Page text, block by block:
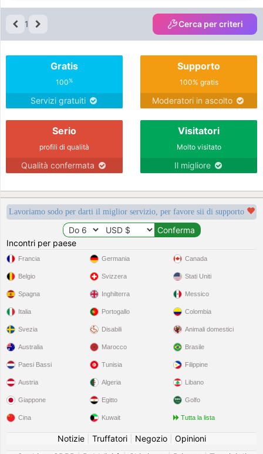
1 Cerca per criteri
Gratis
100%
Servizi gratuiti
Supporto
100% gratis
Moderatori in ascolto
Serio
profili di qualità
Qualità confermata
Visitatori
Molto visitato
Il migliore
Lavoriamo sodo per darti il miglior servizio, per favore sii di supporto
Incontri per paese
Francia
Belgio
Spagna
Italia
Svezia
Germania
Svizzera
Inghilterra
Portogallo
Disabili
Canada
Stati Uniti
Messico
Colombia
Animali domestici
Australia
Paesi Bassi
Austria
Giappone
Cina
Marocco
Tunisia
Algeria
Egitto
Kuwait
Brasile
Filippine
Libano
Golfo
Tutta la lista
Notizie| Truffatori| Negozio| Opinioni